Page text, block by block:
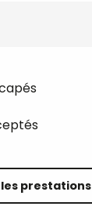
prestations